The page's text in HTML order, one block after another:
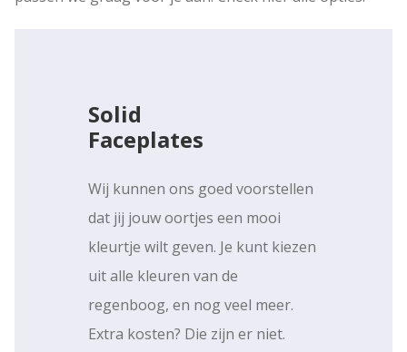
Solid
Faceplates
Wij kunnen ons goed voorstellen
dat jij jouw oortjes een mooi
kleurtje wilt geven. Je kunt kiezen
uit alle kleuren van de
regenboog, en nog veel meer.
Extra kosten? Die zijn er niet.